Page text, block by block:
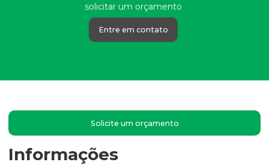
solicitar um orçamento
Entre em contato
Solicite um orçamento
Informações